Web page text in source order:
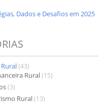
Dados e Desafios em 2025
(43)
Rural(15)
(3)
Rural(13)